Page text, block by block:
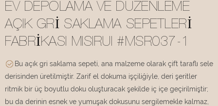
EV DEPOLAMA VE DÜZENLEME
AÇIK GRI SAKLAMA SEPETLERI
FABRIKASI MISIRUI #MSR037-1
Bu açık gri saklama sepeti, ana malzeme olarak çift taraflı sele
derisinden üretilmiştir. Zarif el dokuma işçiliğiyle, deri şeritler
ritmik bir üç boyutlu doku oluşturacak şekilde iç içe geçirilmiştir;
bu da derinin esnek ve yumuşak dokusunu sergilemekle kalmaz,